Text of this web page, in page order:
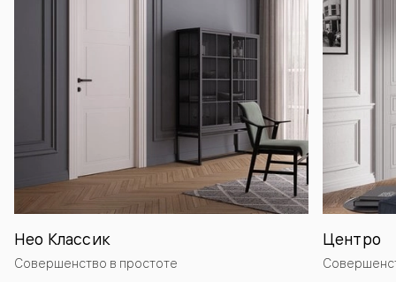
Нео Классик
Совершенство в простоте
Центро